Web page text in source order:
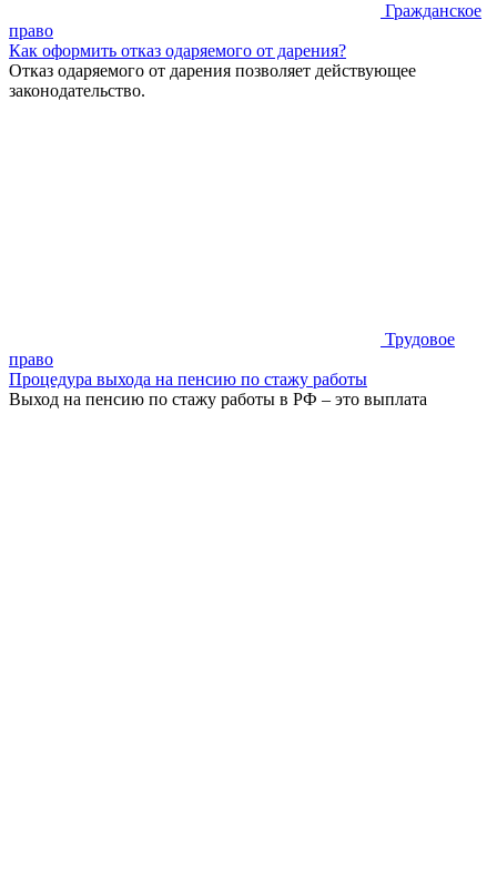
Гражданское
право
Как оформить отказ одаряемого от дарения?
Отказ одаряемого от дарения позволяет действующее
законодательство.
Трудовое
право
Процедура выхода на пенсию по стажу работы
Выход на пенсию по стажу работы в РФ – это выплата